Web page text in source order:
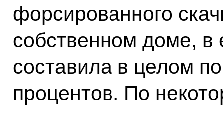
форсированного
собственном доме, в
составила в целом
процентов. По